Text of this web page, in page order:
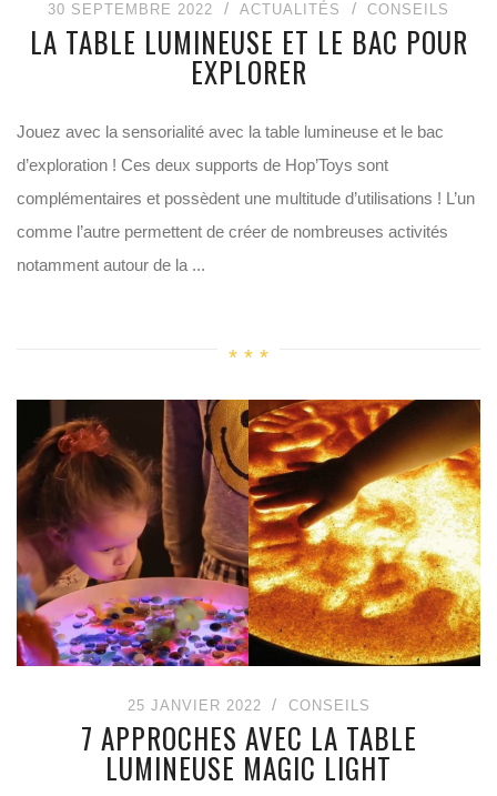
30 SEPTEMBRE 2022 ACTUALITÉS CONSEILS
LA TABLE LUMINEUSE ET LE BAC POUR
EXPLORER
Jouez avec la sensorialité avec la table lumineuse et le bac
d’exploration ! Ces deux supports de Hop’Toys sont
complémentaires et possèdent une multitude d’utilisations ! L’un
comme l’autre permettent de créer de nombreuses activités
notamment autour de la ...
25 JANVIER 2022 CONSEILS
7 APPROCHES AVEC LA TABLE
LUMINEUSE MAGIC LIGHT